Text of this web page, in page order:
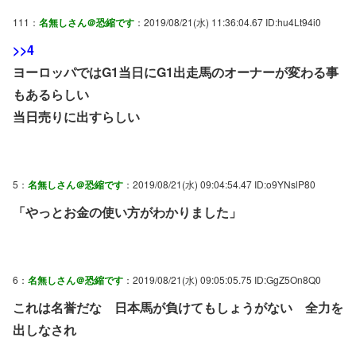
111： 名無しさん＠恐縮です ：2019/08/21(水) 11:36:04.67 ID:hu4Lt94i0
>>4
ヨーロッパではG1当日にG1出走馬のオーナーが変わる事
もあるらしい
当日売りに出すらしい
5： 名無しさん＠恐縮です ：2019/08/21(水) 09:04:54.47 ID:o9YNslP80
「やっとお金の使い方がわかりました」
6： 名無しさん＠恐縮です ：2019/08/21(水) 09:05:05.75 ID:GgZ5On8Q0
これは名誉だな 日本馬が負けてもしょうがない 全力を
出しなされ